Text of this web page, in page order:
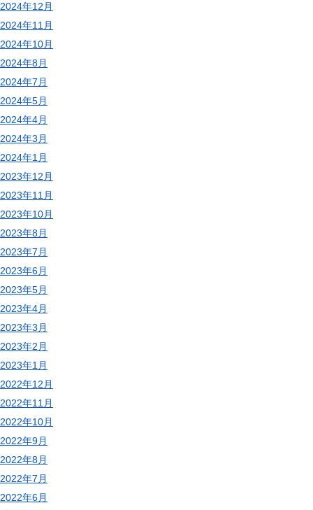
2024年12月
2024年11月
2024年10月
2024年8月
2024年7月
2024年5月
2024年4月
2024年3月
2024年1月
2023年12月
2023年11月
2023年10月
2023年8月
2023年7月
2023年6月
2023年5月
2023年4月
2023年3月
2023年2月
2023年1月
2022年12月
2022年11月
2022年10月
2022年9月
2022年8月
2022年7月
2022年6月